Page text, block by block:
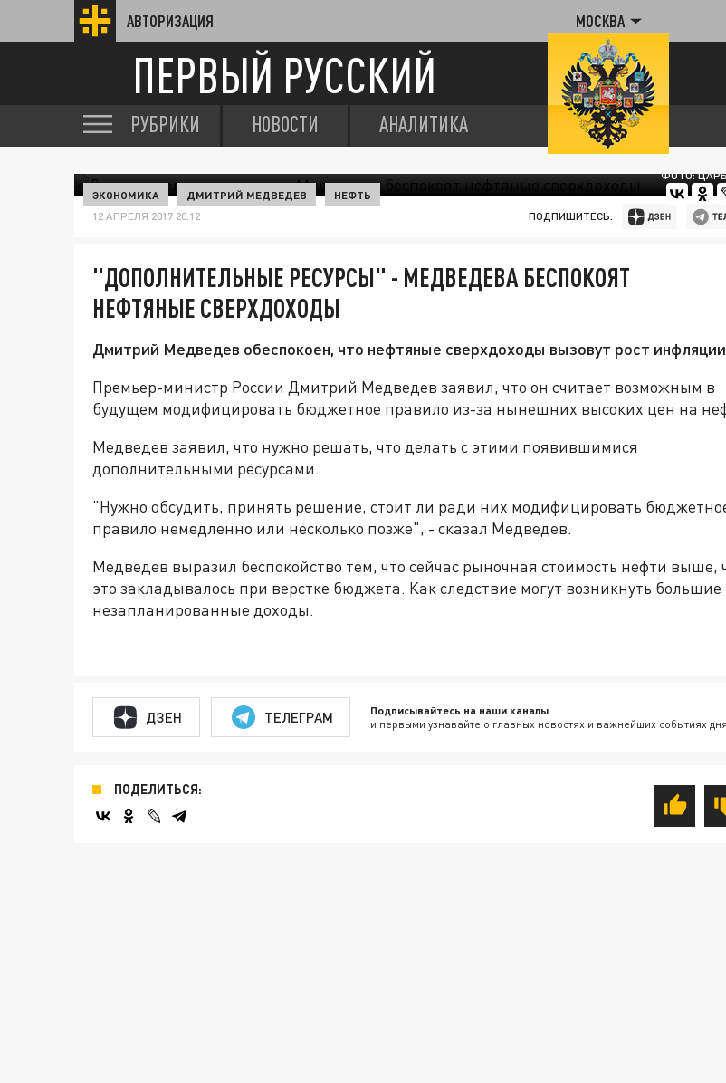
АВТОРИЗАЦИЯ МОСКВА
ПЕРВЫЙ РУССКИЙ
РУБРИКИ НОВОСТИ АНАЛИТИКА
ФОТО:
ЭКОНОМИКА ДМИТРИЙ МЕДВЕДЕВ НЕФТЬ
12 АПРЕЛЯ 2017 20:12 ПОДПИШИТЕСЬ:
"ДОПОЛНИТЕЛЬНЫЕ РЕСУРСЫ" - МЕДВЕДЕВА БЕСПОКОЯТ
НЕФТЯНЫЕ СВЕРХДОХОДЫ
Дмитрий Медведев обеспокоен, что нефтяные сверхдоходы вызовут рост инфляции
Премьер-министр России Дмитрий Медведев заявил, что он считает возможным в
будущем модифицировать бюджетное правило из-за нынешних высоких цен на
Медведев заявил, что нужно решать, что делать с этими появившимися
дополнительными ресурсами.
"Нужно обсудить, принять решение, стоит ли ради них модифицировать
правило немедленно или несколько позже", - сказал Медведев.
Медведев выразил беспокойство тем, что сейчас рыночная стоимость нефти выше,
это закладывалось при верстке бюджета. Как следствие могут возникнуть большие
незапланированные доходы.
ДЗЕН ТЕЛЕГРАМ Подписывайтесь на наши каналы
и первыми узнавайте о главных новостях и важнейших событиях
ПОДЕЛИТЬСЯ: